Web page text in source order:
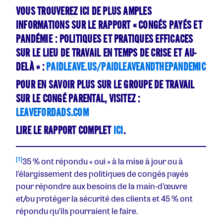
VOUS TROUVEREZ ICI DE PLUS AMPLES
INFORMATIONS SUR LE RAPPORT « CONGÉS PAYÉS ET
PANDÉMIE : POLITIQUES ET PRATIQUES EFFICACES
SUR LE LIEU DE TRAVAIL EN TEMPS DE CRISE ET AU-
DELÀ » :PAIDLEAVE.US/PAIDLEAVEANDTHEPANDEMIC
POUR EN SAVOIR PLUS SUR LE GROUPE DE TRAVAIL
SUR LE CONGÉ PARENTAL, VISITEZ :
LEAVEFORDADS.COM
LIRE LE RAPPORT COMPLETICI.
[1]35 % ont répondu « oui » à la mise à jour ou à
l’élargissement des politiques de congés payés
pour répondre aux besoins de la main-d’œuvre
et/ou protéger la sécurité des clients et 45 % ont
répondu qu’ils pourraient le faire.